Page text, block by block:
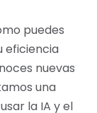
puedes
eficiencia
nuevas
una
la IA y el